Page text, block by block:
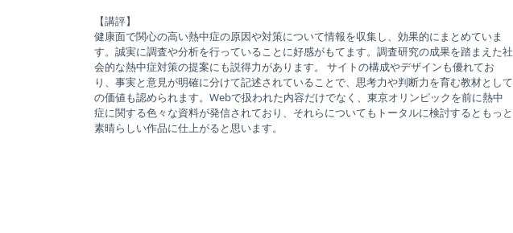
【講評】
健康面で関心の高い熱中症の原因や対策について情報を収集し、効果的にまとめていま
す。誠実に調査や分析を行っていることに好感がもてます。調査研究の成果を踏まえた社
会的な熱中症対策の提案にも説得力があります。 サイトの構成やデザインも優れてお
り、事実と意見が明確に分けて記述されていることで、思考力や判断力を育む教材として
の価値も認められます。Webで扱われた内容だけでなく、東京オリンピックを前に熱中
症に関する色々な資料が発信されており、それらについてもトータルに検討するともっと
素晴らしい作品に仕上がると思います。